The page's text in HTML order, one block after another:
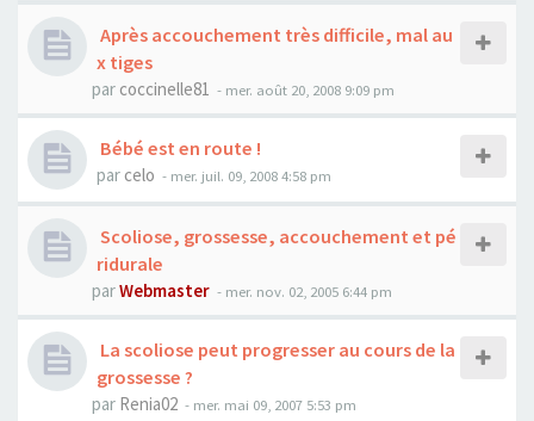
Après accouchement très difficile, mal au
x tiges
par coccinelle81 - mer. août 20, 2008 9:09 pm
Bébé est en route !
par celo - mer. juil. 09, 2008 4:58 pm
Scoliose, grossesse, accouchement et pé
ridurale
parWebmaster - mer. nov. 02, 2005 6:44 pm
La scoliose peut progresser au cours de la
grossesse ?
par Renia02 - mer. mai 09, 2007 5:53 pm